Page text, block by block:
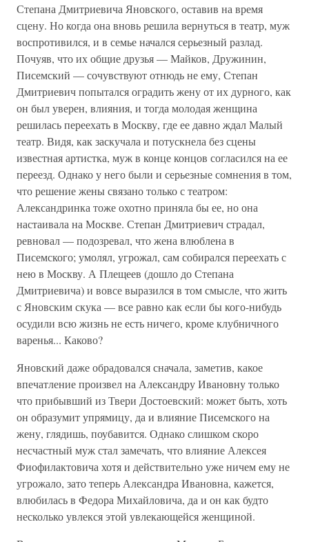
Степана Дмитриевича Яновского, оставив на время
сцену. Но когда она вновь решила вернуться в театр, муж
воспротивился, и в семье начался серьезный разлад.
Почуяв, что их общие друзья — Майков, Дружинин,
Писемский — сочувствуют отнюдь не ему, Степан
Дмитриевич попытался оградить жену от их дурного, как
он был уверен, влияния, и тогда молодая женщина
решилась переехать в Москву, где ее давно ждал Малый
театр. Видя, как заскучала и потускнела без сцены
известная артистка, муж в конце концов согласился на ее
переезд. Однако у него были и серьезные сомнения в том,
что решение жены связано только с театром:
Александринка тоже охотно приняла бы ее, но она
настаивала на Москве. Степан Дмитриевич страдал,
ревновал — подозревал, что жена влюблена в
Писемского; умолял, угрожал, сам собирался переехать с
нею в Москву. А Плещеев (дошло до Степана
Дмитриевича) и вовсе выразился в том смысле, что жить
с Яновским скука — все равно как если бы кого-нибудь
осудили всю жизнь не есть ничего, кроме клубничного
варенья... Каково?
Яновский даже обрадовался сначала, заметив, какое
впечатление произвел на Александру Ивановну только
что прибывший из Твери Достоевский: может быть, хоть
он образумит упрямицу, да и влияние Писемского на
жену, глядишь, поубавится. Однако слишком скоро
несчастный муж стал замечать, что влияние Алексея
Фиофилактовича хотя и действительно уже ничем ему не
угрожало, зато теперь Александра Ивановна, кажется,
влюбилась в Федора Михайловича, да и он как будто
несколько увлекся этой увлекающейся женщиной.